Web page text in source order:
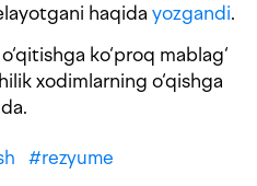
haqida yozgandi.
ko‘proq mablag‘
xodimlarning o‘qishga
#rezyume